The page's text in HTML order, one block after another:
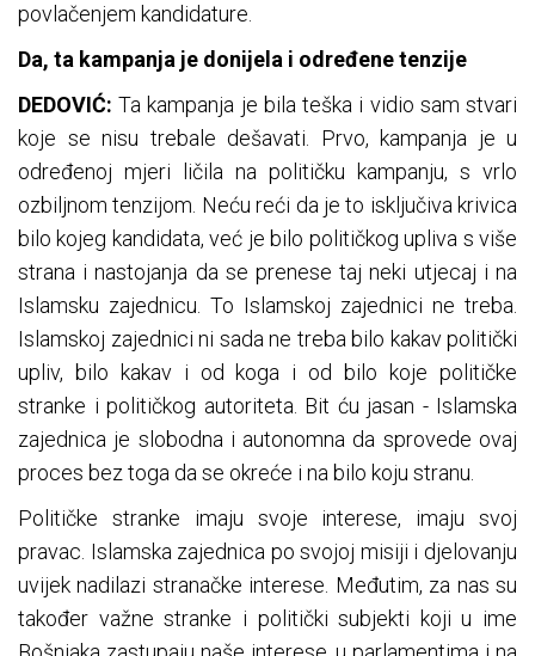
povlačenjem kandidature.
Da, ta kampanja je donijela i određene tenzije
DEDOVIĆ: Ta kampanja je bila teška i vidio sam stvari
koje se nisu trebale dešavati. Prvo, kampanja je u
određenoj mjeri ličila na političku kampanju, s vrlo
ozbiljnom tenzijom. Neću reći da je to isključiva krivica
bilo kojeg kandidata, već je bilo političkog upliva s više
strana i nastojanja da se prenese taj neki utjecaj i na
Islamsku zajednicu. To Islamskoj zajednici ne treba.
Islamskoj zajednici ni sada ne treba bilo kakav politički
upliv, bilo kakav i od koga i od bilo koje političke
stranke i političkog autoriteta. Bit ću jasan - Islamska
zajednica je slobodna i autonomna da sprovede ovaj
proces bez toga da se okreće i na bilo koju stranu.
Političke stranke imaju svoje interese, imaju svoj
pravac. Islamska zajednica po svojoj misiji i djelovanju
uvijek nadilazi stranačke interese. Međutim, za nas su
također važne stranke i politički subjekti koji u ime